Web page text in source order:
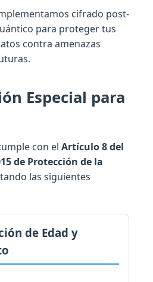
cifrado post-
para proteger tus
contra amenazas
Especial para
con el Artículo 8 del
de Protección de la
las siguientes
de Edad y